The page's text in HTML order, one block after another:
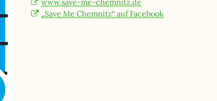
www.save-me-chemnitz.de
„Save Me Chemnitz“ auf Facebook